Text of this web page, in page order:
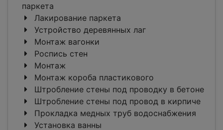
паркета
Лакирование паркета
Устройство деревянных лаг
Монтаж вагонки
Роспись стен
Монтаж
Монтаж короба пластикового
Штробление стены под проводку в бетоне
Штробление стены под провод в кирпиче
Прокладка медных труб водоснабжения
Установка ванны